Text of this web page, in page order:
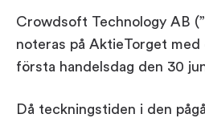
Crowdsoft Technology AB
noteras på AktieTorget med
första handelsdag den 30
Då teckningstiden i den
News
Blog
Events & Webinars
Corporate Governance